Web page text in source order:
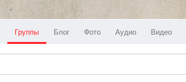
Группы Блог Фото Аудио Видео